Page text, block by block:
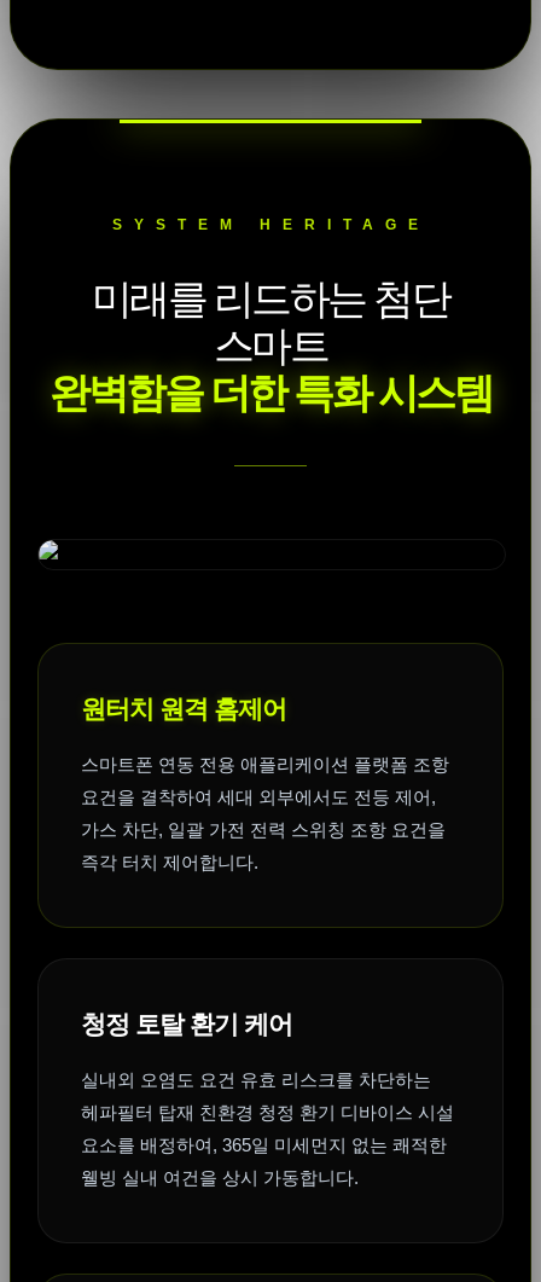
SYSTEM HERITAGE
미래를 리드하는 첨단
스마트
완벽함을 더한 특화 시스템
원터치 원격 홈제어
스마트폰 연동 전용 애플리케이션 플랫폼 조항
요건을 결착하여 세대 외부에서도 전등 제어,
가스 차단, 일괄 가전 전력 스위칭 조항 요건을
즉각 터치 제어합니다.
청정 토탈 환기 케어
실내외 오염도 요건 유효 리스크를 차단하는
헤파필터 탑재 친환경 청정 환기 디바이스 시설
요소를 배정하여, 365일 미세먼지 없는 쾌적한
웰빙 실내 여건을 상시 가동합니다.